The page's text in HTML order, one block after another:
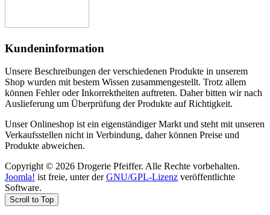
Kundeninformation
Unsere Beschreibungen der verschiedenen Produkte in unserem
Shop wurden mit bestem Wissen zusammengestellt. Trotz allem
können Fehler oder Inkorrektheiten auftreten. Daher bitten wir nach
Auslieferung um Überprüfung der Produkte auf Richtigkeit.
Unser Onlineshop ist ein eigenständiger Markt und steht mit unseren
Verkaufsstellen nicht in Verbindung, daher können Preise und
Produkte abweichen.
Copyright © 2026 Drogerie Pfeiffer. Alle Rechte vorbehalten.
Joomla! ist freie, unter derGNU/GPL-Lizenz veröffentlichte
Software.
Scroll to Top